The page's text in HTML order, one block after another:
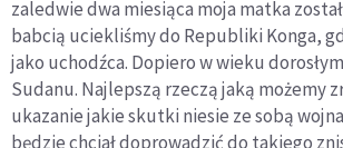
zaledwie dwa miesiąca moja matka
babcią uciekliśmy do Republiki Konga,
jako uchodźca. Dopiero w wieku
Sudanu. Najlepszą rzeczą jaką możemy
ukazanie jakie skutki niesie ze sobą
będzie chciał doprowadzić do takiego